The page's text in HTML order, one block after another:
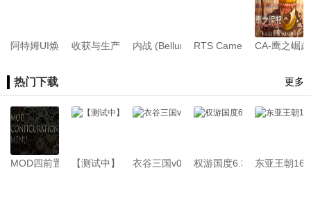
阿特姆UI焕新[Artems Better UI Visuals][转载]
收获与生产 (Harvest And Production) 简体/繁體中文化
内战 (Bellum Civile) 简体/繁體中文化【
RTS Camera自由视角[支
CA-鹰之崛
热门下载 更多
MOD四前置[支持1.4.x-1.1.x]26.07.22
【测试中】新版骑砍中文站Mod管理器
衣谷三国v0.1.3.61[支持1.2.12][Demo版
权游国度6.3.3[支持1.2.12-
东亚王朝